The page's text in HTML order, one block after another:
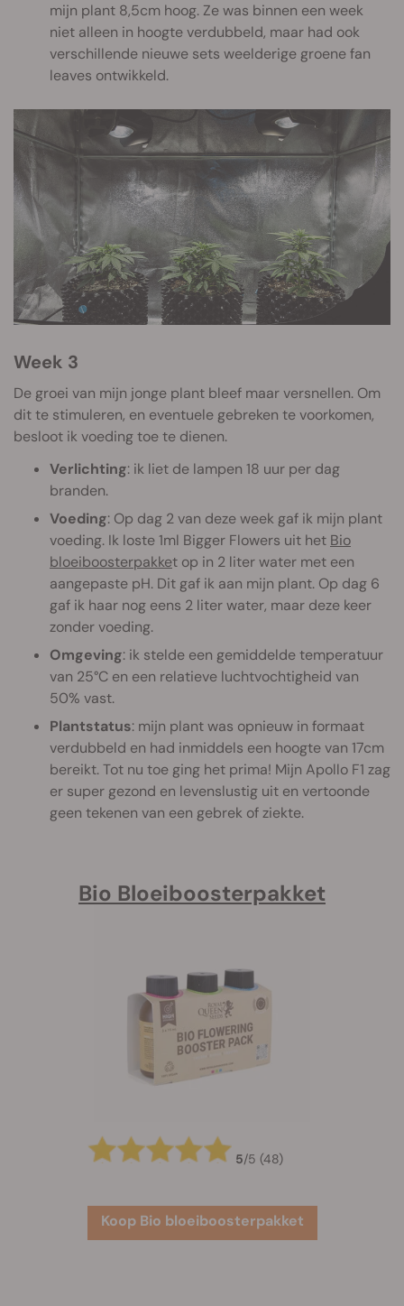
mijn plant 8,5cm hoog. Ze was binnen een week
niet alleen in hoogte verdubbeld, maar had ook
verschillende nieuwe sets weelderige groene fan
leaves ontwikkeld.
Week 3
De groei van mijn jonge plant bleef maar versnellen. Om
dit te stimuleren, en eventuele gebreken te voorkomen,
besloot ik voeding toe te dienen.
Verlichting: ik liet de lampen 18 uur per dag
branden.
Voeding: Op dag 2 van deze week gaf ik mijn plant
voeding. Ik loste 1ml Bigger Flowers uit het Bio
bloeiboosterpakket op in 2 liter water met een
aangepaste pH. Dit gaf ik aan mijn plant. Op dag 6
gaf ik haar nog eens 2 liter water, maar deze keer
zonder voeding.
Omgeving: ik stelde een gemiddelde temperatuur
van 25°C en een relatieve luchtvochtigheid van
50% vast.
Plantstatus: mijn plant was opnieuw in formaat
verdubbeld en had inmiddels een hoogte van 17cm
bereikt. Tot nu toe ging het prima! Mijn Apollo F1 zag
er super gezond en levenslustig uit en vertoonde
geen tekenen van een gebrek of ziekte.
Bio Bloeiboosterpakket
5/5 (48)
Koop Bio bloeiboosterpakket